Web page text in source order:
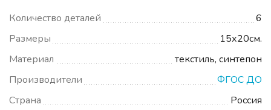
Количество деталей
6
Размеры
15х20см.
Материал
текстиль, синтепон
Производители
ФГОС ДО
Страна
Россия